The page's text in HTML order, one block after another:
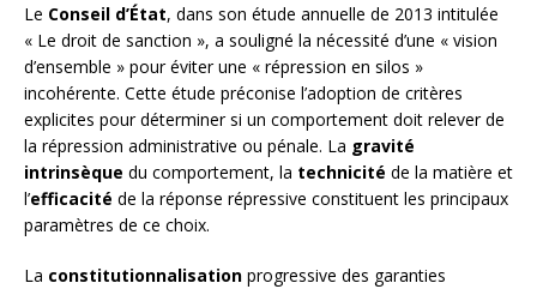
Le Conseil d’État, dans son étude annuelle de 2013 intitulée
« Le droit de sanction », a souligné la nécessité d’une « vision
d’ensemble » pour éviter une « répression en silos »
incohérente. Cette étude préconise l’adoption de critères
explicites pour déterminer si un comportement doit relever de
la répression administrative ou pénale. La gravité
intrinsèque du comportement, la technicité de la matière et
l’efficacité de la réponse répressive constituent les principaux
paramètres de ce choix.
La constitutionnalisation progressive des garanties